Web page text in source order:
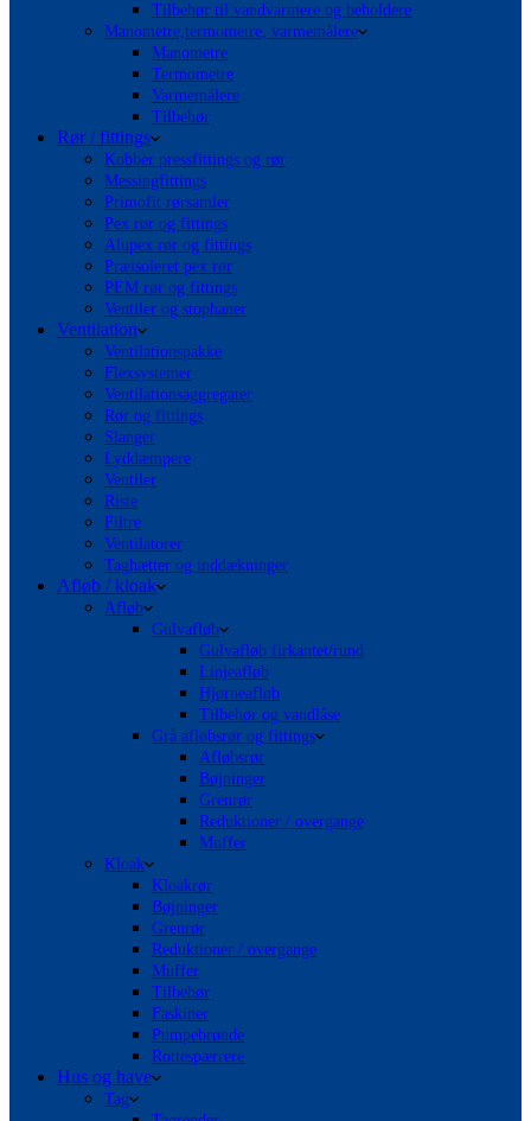
Tilbehør til vandvarmere og beholdere
Manometre,termometre, varmemålere
Manometre
Termometre
Varmemålere
Tilbehør
Rør / fittings
Kobber pressfittings og rør
Messingfittings
Primofit rørsamler
Pex rør og fittings
Alupex rør og fittings
Præisoleret pex rør
PEM rør og fittings
Ventiler og stophaner
Ventilation
Ventilationspakke
Flexsystemer
Ventilationsaggregater
Rør og fittings
Slanger
Lyddæmpere
Ventiler
Riste
Filtre
Ventilatorer
Taghætter og inddækninger
Afløb / kloak
Afløb
Gulvafløb
Gulvafløb firkantet/rund
Linjeafløb
Hjørneafløb
Tilbehør og vandlåse
Grå afløbsrør og fittings
Afløbsrør
Bøjninger
Grenrør
Reduktioner / overgange
Muffer
Kloak
Kloakrør
Bøjninger
Grenrør
Reduktioner / overgange
Muffer
Tilbehør
Faskiner
Pumpebrønde
Rottespærrere
Hus og have
Tag